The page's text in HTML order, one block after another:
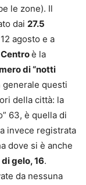
le zone). Il
dai 27.5
agosto e a
è la
di “notti
generale questi
della città: la
63, è quella di
invece registrata
dove si è anche
gelo, 16.
da nessuna